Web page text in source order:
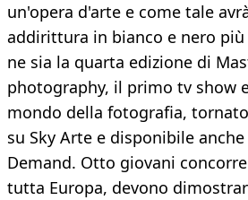
un'opera d'arte e come tale
addirittura in bianco e nero più
ne sia la quarta edizione di
photography, il primo tv show
mondo della fotografia,
su Sky Arte e disponibile anche
Demand. Otto giovani
tutta Europa, devono